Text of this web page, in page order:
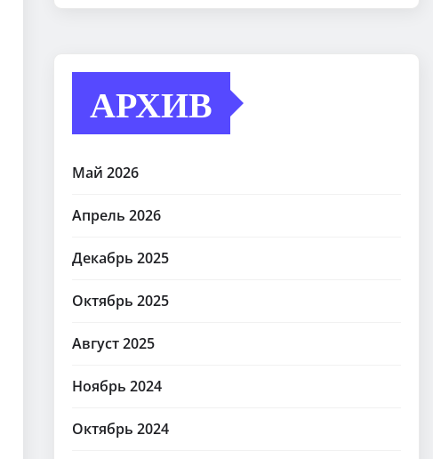
АРХИВ
Май 2026
Апрель 2026
Декабрь 2025
Октябрь 2025
Август 2025
Ноябрь 2024
Октябрь 2024